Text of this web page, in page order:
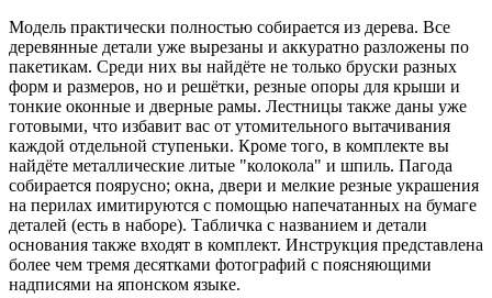
Модель практически полностью собирается из дерева. Все
деревянные детали уже вырезаны и аккуратно разложены по
пакетикам. Среди них вы найдёте не только бруски разных
форм и размеров, но и решётки, резные опоры для крыши и
тонкие оконные и дверные рамы. Лестницы также даны уже
готовыми, что избавит вас от утомительного вытачивания
каждой отдельной ступеньки. Кроме того, в комплекте вы
найдёте металлические литые "колокола" и шпиль. Пагода
собирается поярусно; окна, двери и мелкие резные украшения
на перилах имитируются с помощью напечатанных на бумаге
деталей (есть в наборе). Табличка с названием и детали
основания также входят в комплект. Инструкция представлена
более чем тремя десятками фотографий с поясняющими
надписями на японском языке.